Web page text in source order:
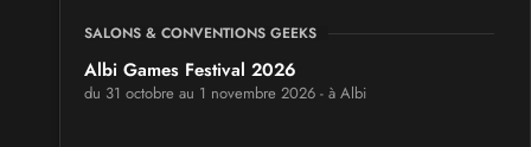
SALONS & CONVENTIONS GEEKS
Albi Games Festival 2026
du 31 octobre au 1 novembre 2026 - à Albi